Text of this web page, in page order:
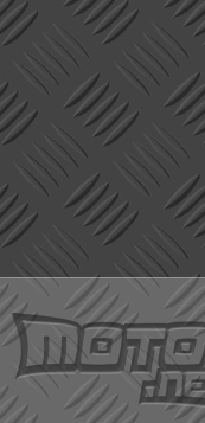
Paidat ja vaatteet
Suunnittele oma paita
Mainostus
Palaute
Kevytversio